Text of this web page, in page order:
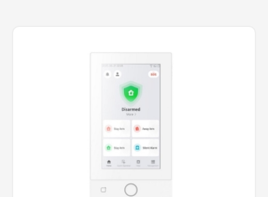
Toate drepturile rezervate.